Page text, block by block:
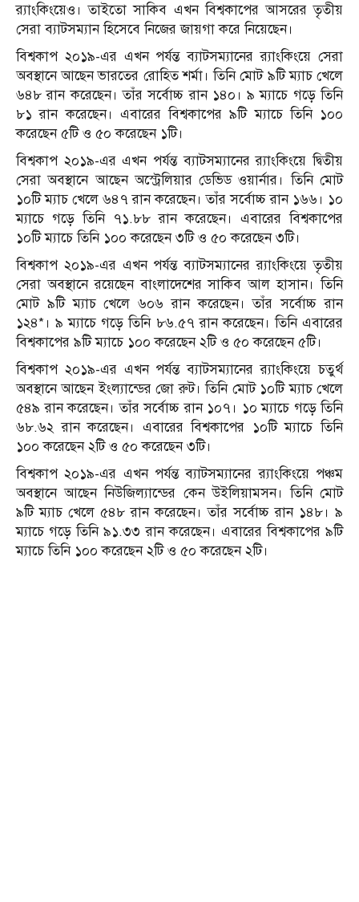
র‍্যাংকিংয়েও। তাইতো সাকিব এখন বিশ্বকাপের আসরের তৃতীয়
সেরা ব্যাটসম্যান হিসেবে নিজের জায়গা করে নিয়েছেন।
বিশ্বকাপ ২০১৯-এর এখন পর্যন্ত ব্যাটসম্যানের র‍্যাংকিংয়ে সেরা
অবস্থানে আছেন ভারতের রোহিত শর্মা। তিনি মোট ৯টি ম্যাচ খেলে
৬৪৮ রান করেছেন। তাঁর সর্বোচ্চ রান ১৪০। ৯ ম্যাচে গড়ে তিনি
৮১ রান করেছেন। এবারের বিশ্বকাপের ৯টি ম্যাচে তিনি ১০০
করেছেন ৫টি ও ৫০ করেছেন ১টি।
বিশ্বকাপ ২০১৯-এর এখন পর্যন্ত ব্যাটসম্যানের র‍্যাংকিংয়ে দ্বিতীয়
সেরা অবস্থানে আছেন অস্ট্রেলিয়ার ডেভিড ওয়ার্নার। তিনি মোট
১০টি ম্যাচ খেলে ৬৪৭ রান করেছেন। তাঁর সর্বোচ্চ রান ১৬৬। ১০
ম্যাচে গড়ে তিনি ৭১.৮৮ রান করেছেন। এবারের বিশ্বকাপের
১০টি ম্যাচে তিনি ১০০ করেছেন ৩টি ও ৫০ করেছেন ৩টি।
বিশ্বকাপ ২০১৯-এর এখন পর্যন্ত ব্যাটসম্যানের র‍্যাংকিংয়ে তৃতীয়
সেরা অবস্থানে রয়েছেন বাংলাদেশের সাকিব আল হাসান। তিনি
মোট ৯টি ম্যাচ খেলে ৬০৬ রান করেছেন। তাঁর সর্বোচ্চ রান
১২৪*। ৯ ম্যাচে গড়ে তিনি ৮৬.৫৭ রান করেছেন। তিনি এবারের
বিশ্বকাপের ৯টি ম্যাচে ১০০ করেছেন ২টি ও ৫০ করেছেন ৫টি।
বিশ্বকাপ ২০১৯-এর এখন পর্যন্ত ব্যাটসম্যানের র‍্যাংকিংয়ে চতুর্থ
অবস্থানে আছেন ইংল্যান্ডের জো রুট। তিনি মোট ১০টি ম্যাচ খেলে
৫৪৯ রান করেছেন। তাঁর সর্বোচ্চ রান ১০৭। ১০ ম্যাচে গড়ে তিনি
৬৮.৬২ রান করেছেন। এবারের বিশ্বকাপের ১০টি ম্যাচে তিনি
১০০ করেছেন ২টি ও ৫০ করেছেন ৩টি।
বিশ্বকাপ ২০১৯-এর এখন পর্যন্ত ব্যাটসম্যানের র‍্যাংকিংয়ে পঞ্চম
অবস্থানে আছেন নিউজিল্যান্ডের কেন উইলিয়ামসন। তিনি মোট
৯টি ম্যাচ খেলে ৫৪৮ রান করেছেন। তাঁর সর্বোচ্চ রান ১৪৮। ৯
ম্যাচে গড়ে তিনি ৯১.৩৩ রান করেছেন। এবারের বিশ্বকাপের ৯টি
ম্যাচে তিনি ১০০ করেছেন ২টি ও ৫০ করেছেন ২টি।